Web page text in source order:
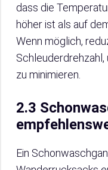
dass die
höher ist als auf
Wenn möglich,
zu minimieren.
2.3
Ein